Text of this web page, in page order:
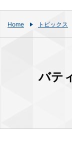
Home トピックス
バテ